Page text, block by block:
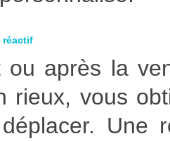
réactif
ou après la
rieux, vous
Une